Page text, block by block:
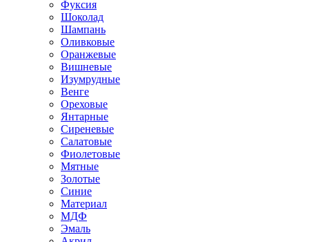
Фуксия
Шоколад
Шампань
Оливковые
Оранжевые
Вишневые
Изумрудные
Венге
Ореховые
Янтарные
Сиреневые
Салатовые
Фиолетовые
Мятные
Золотые
Синие
Материал
МДФ
Эмаль